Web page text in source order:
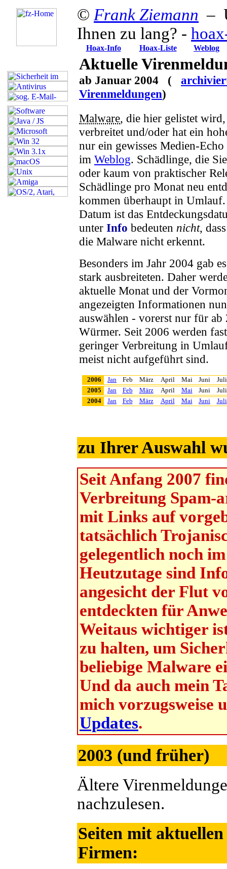
© Frank Ziemann –
Ihnen zu lang? -
Hoax-Info Hoax-Liste Weblog
Aktuelle
ab Januar 2004 (
Virenmeldungen)
Malware, die hier gelistet
verbreitet und/oder hat ein
nur ein gewisses Medien-
im Weblog. Schädlinge, die
oder kaum von praktischer
Schädlinge pro Monat neu
kommen überhaupt in
Datum ist das
unter Info bedeuten nicht,
die Malware nicht erkennt.
Besonders im Jahr 2004 gab
stark ausbreiteten. Daher
aktuelle Monat und der
angezeigten Informationen
auswählen - vorerst nur für ab
Würmer. Seit 2006 werden
geringer Verbreitung in
meist nicht aufgeführt sind.
2006 Jan Feb März April Mai Juni
Juli
2005
Jan Feb März April Mai Juni
Juli
2004
Jan Feb März April Mai Juni Juli
zu Ihrer Auswahl
Seit Anfang 2007
Verbreitung Spam-
mit Links auf
tatsächlich
gelegentlich noch
Heutzutage sind
angesicht der Flut
entdeckten für
Weitaus wichtiger
zu halten, um
beliebige Malware
Und da auch mein
mich vorzugsweise
Updates.
2003 (und früher)
Ältere
nachzulesen.
Seiten mit
Firmen: